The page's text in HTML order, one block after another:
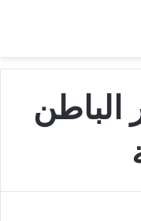
الباطن